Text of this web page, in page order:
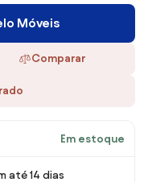
Móveis
Comparar
Em estoque
até 14 dias